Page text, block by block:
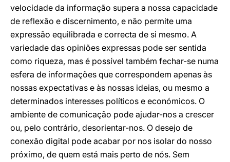
velocidade da informação supera a nossa capacidade
de reflexão e discernimento, e não permite uma
expressão equilibrada e correcta de si mesmo. A
variedade das opiniões expressas pode ser sentida
como riqueza, mas é possível também fechar-se numa
esfera de informações que correspondem apenas às
nossas expectativas e às nossas ideias, ou mesmo a
determinados interesses políticos e económicos. O
ambiente de comunicação pode ajudar-nos a crescer
ou, pelo contrário, desorientar-nos. O desejo de
conexão digital pode acabar por nos isolar do nosso
próximo, de quem está mais perto de nós. Sem